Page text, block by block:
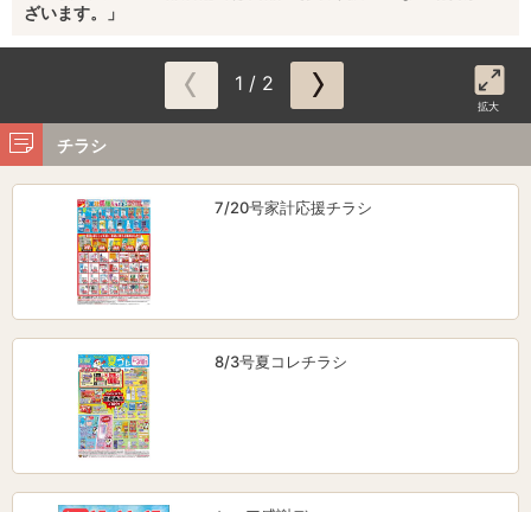
ざいます。」
1 / 2
拡大
チラシ
7/20号家計応援チラシ
8/3号夏コレチラシ